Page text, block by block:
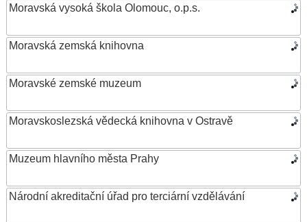
Moravská vysoká škola Olomouc, o.p.s.
Moravská zemská knihovna
Moravské zemské muzeum
Moravskoslezská vědecká knihovna v Ostravě
Muzeum hlavního města Prahy
Národní akreditační úřad pro terciární vzdělávání